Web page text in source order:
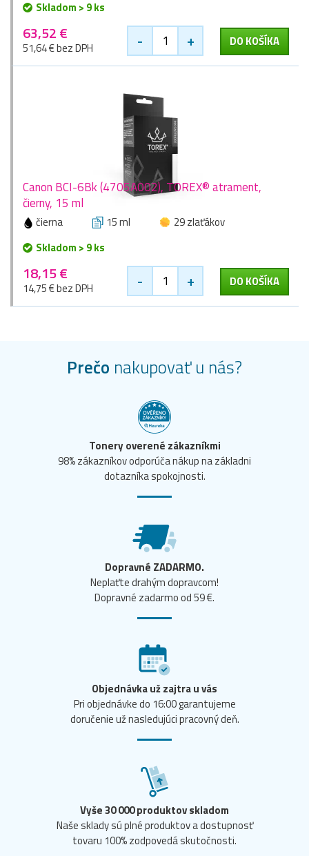
Skladom > 9 ks
63,52 €
51,64 € bez DPH - + DO KOŠÍKA
Canon BCI-6Bk (4705A002), TOREX® atrament,
čierny, 15 ml
čierna 15 ml
29 zlaťákov
Skladom > 9 ks
18,15 €
14,75 € bez DPH - + DO KOŠÍKA
Prečo nakupovať u nás?
Tonery overené zákazníkmi
98% zákazníkov odporúča nákup na základni
dotazníka spokojnosti.
Dopravné ZADARMO.
Neplaťte drahým dopravcom!
Dopravné zadarmo od 59 €.
Objednávka už zajtra u vás
Pri objednávke do 16:00 garantujeme
doručenie už nasledujúci pracovný deň.
Vyše 30 000 produktov skladom
Naše sklady sú plné produktov a dostupnosť
tovaru 100% zodpovedá skutočnosti.